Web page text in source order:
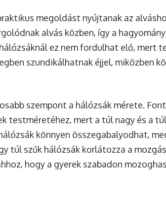
megoldást nyújtanak az
alvás közben, így a
ez nem fordulhat elő, mert
szundikálhatnak éjjel, miközben
szempont a hálózsák mérete.
testméretéhez, mert a túl nagy és a
könnyen összegabalyodhat,
túl szűk hálózsák korlátozza a
hogy a gyerek szabadon